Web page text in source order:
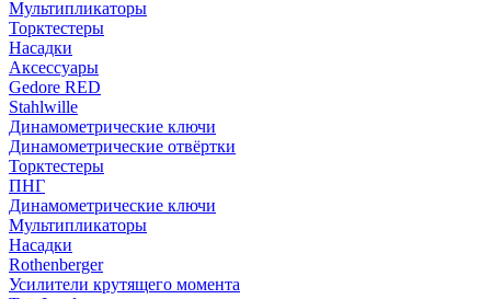
Мультипликаторы
Торктестеры
Насадки
Аксессуары
Gedore RED
Stahlwille
Динамометрические ключи
Динамометрические отвёртки
Торктестеры
ПНГ
Динамометрические ключи
Мультипликаторы
Насадки
Rothenberger
Усилители крутящего момента